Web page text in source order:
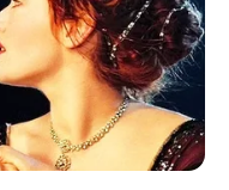
Larry Medina,
los sistemas de
la no repetición